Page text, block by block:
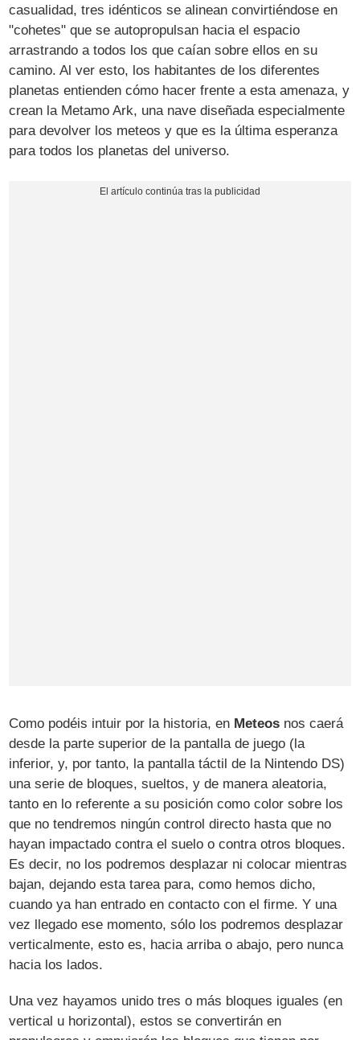
casualidad, tres idénticos se alinean convirtiéndose en
"cohetes" que se autopropulsan hacia el espacio
arrastrando a todos los que caían sobre ellos en su
camino. Al ver esto, los habitantes de los diferentes
planetas entienden cómo hacer frente a esta amenaza, y
crean la Metamo Ark, una nave diseñada especialmente
para devolver los meteos y que es la última esperanza
para todos los planetas del universo.
Como podéis intuir por la historia, en Meteos nos caerá
desde la parte superior de la pantalla de juego (la
inferior, y, por tanto, la pantalla táctil de la Nintendo DS)
una serie de bloques, sueltos, y de manera aleatoria,
tanto en lo referente a su posición como color sobre los
que no tendremos ningún control directo hasta que no
hayan impactado contra el suelo o contra otros bloques.
Es decir, no los podremos desplazar ni colocar mientras
bajan, dejando esta tarea para, como hemos dicho,
cuando ya han entrado en contacto con el firme. Y una
vez llegado ese momento, sólo los podremos desplazar
verticalmente, esto es, hacia arriba o abajo, pero nunca
hacia los lados.
Una vez hayamos unido tres o más bloques iguales (en
vertical u horizontal), estos se convertirán en